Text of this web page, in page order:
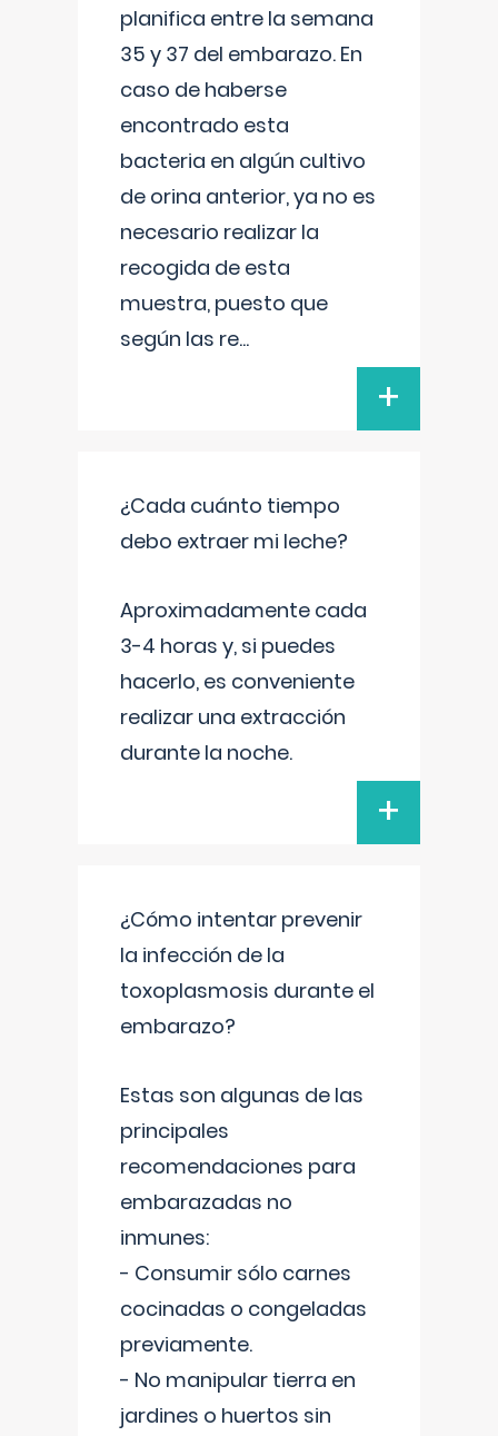
planifica entre la semana
35 y 37 del embarazo. En
caso de haberse
encontrado esta
bacteria en algún cultivo
de orina anterior, ya no es
necesario realizar la
recogida de esta
muestra, puesto que
según las re...
+
¿Cada cuánto tiempo
debo extraer mi leche?
Aproximadamente cada
3-4 horas y, si puedes
hacerlo, es conveniente
realizar una extracción
durante la noche.
+
¿Cómo intentar prevenir
la infección de la
toxoplasmosis durante el
embarazo?
Estas son algunas de las
principales
recomendaciones para
embarazadas no
inmunes:
- Consumir sólo carnes
cocinadas o congeladas
previamente.
- No manipular tierra en
jardines o huertos sin